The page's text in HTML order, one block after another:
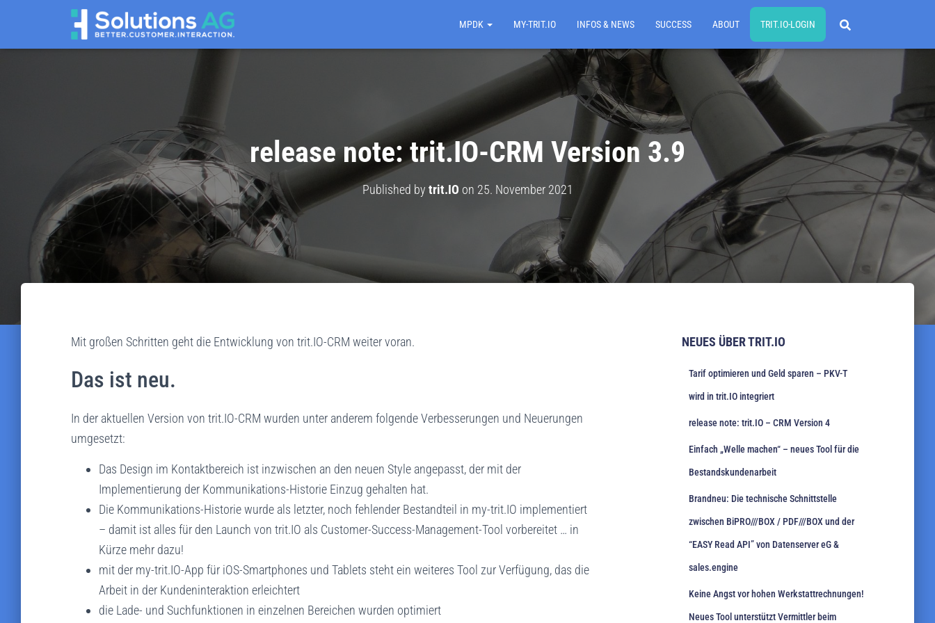
MPDK MY-TRIT.IO INFOS & NEWS SUCCESS ABOUT TRIT.IO-LOGIN
release note: trit.IO-CRM Version 3.9
Published by trit.IO on 25. November 2021
Mit großen Schritten geht die Entwicklung von trit.IO-CRM weiter voran.
Das ist neu.
In der aktuellen Version von trit.IO-CRM wurden unter anderem folgende Verbesserungen und Neuerungen
umgesetzt:
Das Design im Kontaktbereich ist inzwischen an den neuen Style angepasst, der mit der
Implementierung der Kommunikations-Historie Einzug gehalten hat.
Die Kommunikations-Historie wurde als letzter, noch fehlender Bestandteil in my-trit.IO implementiert
– damit ist alles für den Launch von trit.IO als Customer-Success-Management-Tool vorbereitet … in
Kürze mehr dazu!
mit der my-trit.IO-App für iOS-Smartphones und Tablets steht ein weiteres Tool zur Verfügung, das die
Arbeit in der Kundeninteraktion erleichtert
die Lade- und Suchfunktionen in einzelnen Bereichen wurden optimiert
NEUES ÜBER TRIT.IO
Tarif optimieren und Geld sparen – PKV-T
wird in trit.IO integriert
release note: trit.IO – CRM Version 4
Einfach „Welle machen“ – neues Tool für die
Bestandskundenarbeit
Brandneu: Die technische Schnittstelle
zwischen BiPRO///BOX / PDF///BOX und der
“EASY Read API” von Datenserver eG &
sales.engine
Keine Angst vor hohen Werkstattrechnungen!
Neues Tool unterstützt Vermittler beim